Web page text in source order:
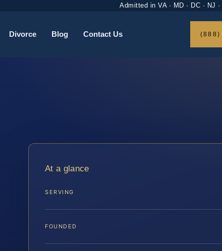
Admitted in VA · MD · DC · NJ ·
Divorce Blog Contact Us (888)
At a glance
SERVING
FOUNDED